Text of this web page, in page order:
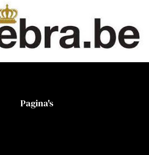
Pagina's